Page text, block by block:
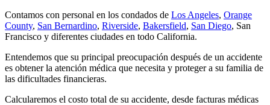
Contamos con personal en los condados de Los Angeles, Orange
County, San Bernardino, Riverside, Bakersfield, San Diego, San
Francisco y diferentes ciudades en todo California.
Entendemos que su principal preocupación después de un accidente
es obtener la atención médica que necesita y proteger a su familia de
las dificultades financieras.
Calcularemos el costo total de su accidente, desde facturas médicas